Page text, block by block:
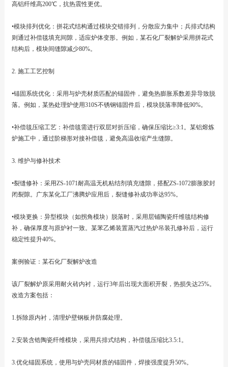
高铝纤维高200℃，抗热震性更优。
•模块排列优化：拼花式结构通过模块交错排列，分散应力集中；兵排式结构
则通过补偿毯填充间隙，适应炉体变形。例如，某石化厂裂解炉采用拼花式
结构后，模块间缝隙减少80%。
2. 施工工艺控制
•锚固系统优化：采用与炉壳材质匹配的锚固件，避免热膨胀系数差异导致脱
落。例如，某热处理炉使用310S不锈钢锚固件后，模块脱落率降低90%。
•补偿毯压缩工艺：补偿毯需进行双层对折压缩，确保压缩比≥3:1。某铝熔炼
炉施工中，通过阶梯形对接补偿毯，避免高温收缩产生缝隙。
3. 维护与修补技术
•裂缝修补：采用ZS-1071耐高温无机粘结剂填充缝隙，搭配ZS-1072膨胀胶封
闭裂隙。广东某化工厂沸腾炉应用后，裂缝修补成功率达95%。
•模块更换：异型模块（如拐角模块）脱落时，采用层铺陶瓷纤维毯结构修
补，确保厚度与原炉衬一致。某苯乙烯装置蒸汽过热炉吊装孔修补后，运行
稳定性提升40%。
案例验证：某石化厂裂解炉改造
该厂裂解炉原采用耐火砖内衬，运行3年后出现大面积开裂，热损失达25%。
改造方案包括：
1.拆除原内衬，清理炉壁钢板并防腐处理。
2.安装含锆陶瓷纤维模块，采用兵排式结构，补偿毯压缩比3.5:1。
3.优化锚固系统，使用与炉壳同材质的锚固件，焊接强度提升50%。